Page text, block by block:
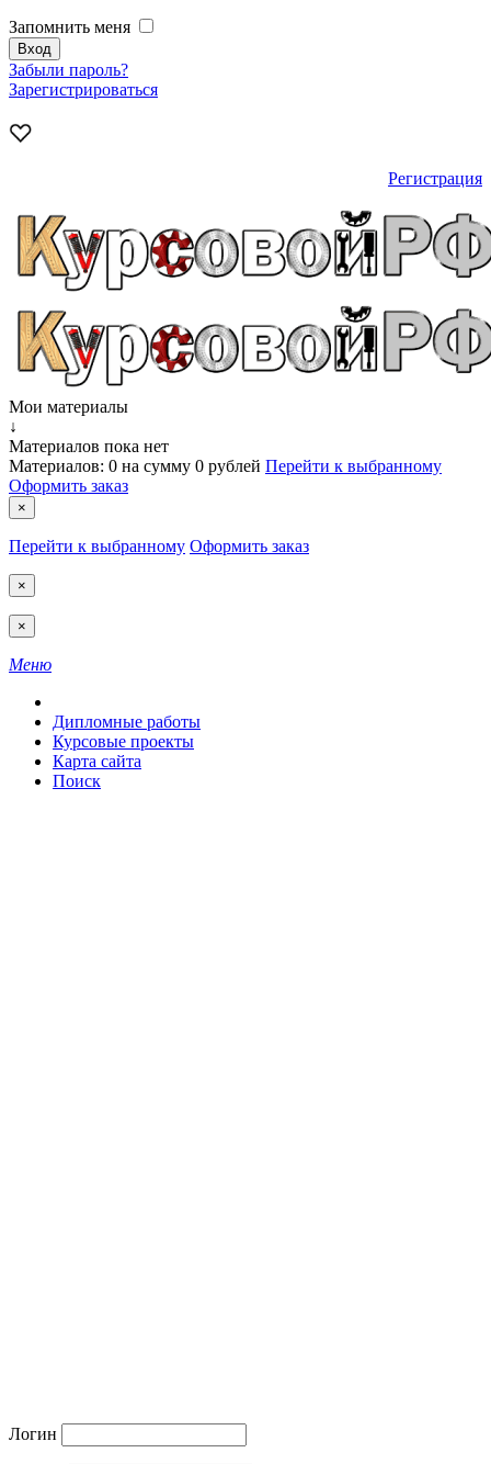
Запомнить меня
Забыли пароль?
Зарегистрироваться
Регистрация
Мои материалы
↓
Материалов пока нет
Материалов: 0 на сумму 0 рублей Перейти к выбранному
Оформить заказ
×
Перейти к выбранному Оформить заказ
×
×
Меню
Дипломные работы
Курсовые проекты
Карта сайта
Поиск
Логин